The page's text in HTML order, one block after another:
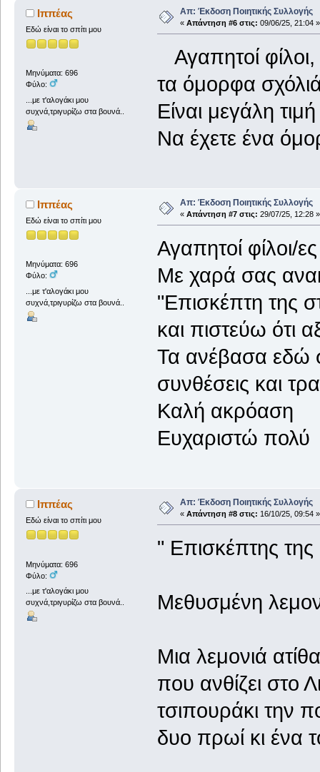
Ιππέας
Εδώ είναι το σπίτι μου
Μηνύματα: 696
Φύλο:
...με τ'αλογάκι μου
συχνά,τριγυρίζω στα βουνά..
Απ: Έκδοση Ποιητικής Συλλογής
« Απάντηση #6 στις: 09/06/25, 21:04 »
Αγαπητοί
τα όμορφα
Είναι μεγάλη
Να έχετε ένα
Ιππέας
Εδώ είναι το σπίτι μου
Μηνύματα: 696
Φύλο:
...με τ'αλογάκι μου
συχνά,τριγυρίζω στα βουνά..
Απ: Έκδοση Ποιητικής Συλλογής
« Απάντηση #7 στις: 29/07/25, 12:28 »
Αγαπητοί φίλοι/
Με χαρά σας
"Επισκέπτη της
και πιστεύω ότι
Τα ανέβασα εδώ
συνθέσεις και
Καλή ακρόαση
Ευχαριστώ πολύ
Ιππέας
Εδώ είναι το σπίτι μου
Μηνύματα: 696
Φύλο:
...με τ'αλογάκι μου
συχνά,τριγυρίζω στα βουνά..
Απ: Έκδοση Ποιητικής Συλλογής
« Απάντηση #8 στις: 16/10/25, 09:54 »
" Επισκέπτης της
Μεθυσμένη
Μια λεμονιά
που ανθίζει στο
τσιπουράκι την
δυο πρωί κι ένα